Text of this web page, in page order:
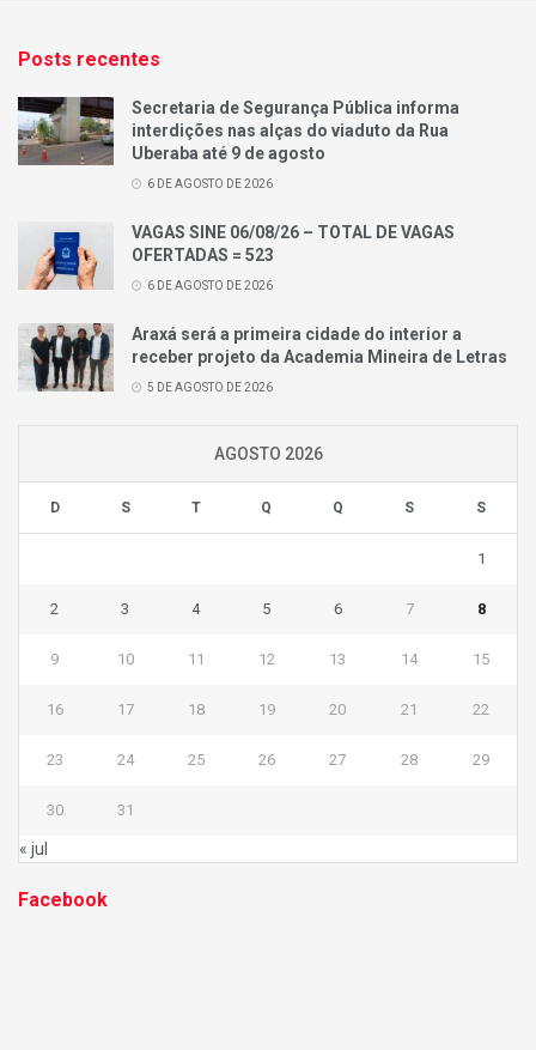
Posts recentes
Secretaria de Segurança Pública informa
interdições nas alças do viaduto da Rua
Uberaba até 9 de agosto
6 DE AGOSTO DE 2026
VAGAS SINE 06/08/26 – TOTAL DE VAGAS
OFERTADAS = 523
6 DE AGOSTO DE 2026
Araxá será a primeira cidade do interior a
receber projeto da Academia Mineira de Letras
5 DE AGOSTO DE 2026
AGOSTO 2026
D S T Q Q S S
1
2 3 4 5 6 7 8
9 10 11 12 13 14 15
16 17 18 19 20 21 22
23 24 25 26 27 28 29
30 31
« jul
Facebook